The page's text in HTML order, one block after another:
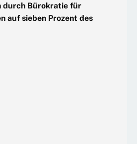
durch Bürokratie für
auf sieben Prozent des